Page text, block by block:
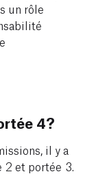
un rôle
4?
il y a
2 et portée 3.